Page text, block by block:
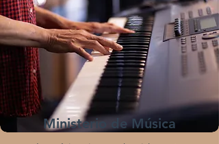
Ministerio de Música